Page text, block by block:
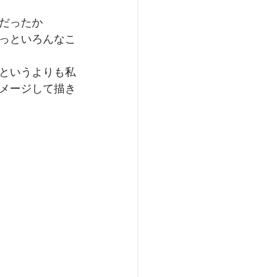
ったか
といろんなこ
いうよりも私
ージして描き